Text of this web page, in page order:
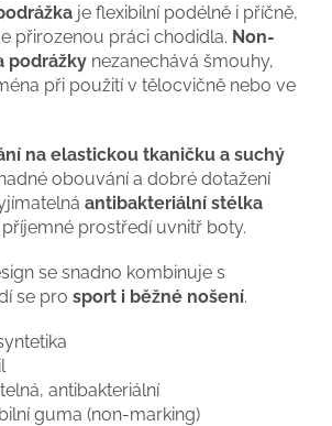
je flexibilní podélně i příčně,
přirozenou práci chodidla. Non-
podrážky nezanechává šmouhy,
při použití v tělocvičně nebo ve
na elastickou tkaničku a suchý
obouvání a dobré dotažení
antibakteriální stélka
prostředí uvnitř boty.
se snadno kombinuje s
se pro sport i běžné nošení.
antibakteriální
guma (non-marking)